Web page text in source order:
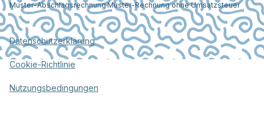
Muster-AbschlagsrechnungMuster-Rechnung ohne Umsatzsteuer
Datenschutzerklärung
Cookie-Richtlinie
Nutzungsbedingungen